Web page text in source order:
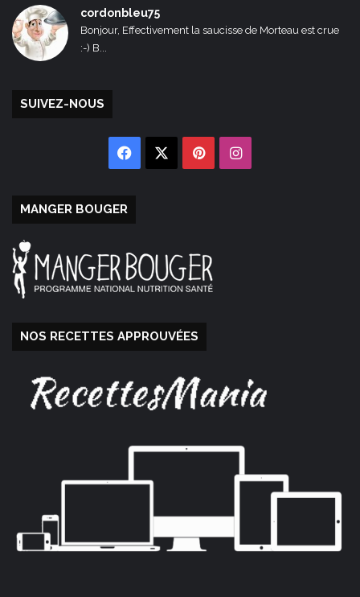
cordonbleu75
Bonjour, Effectivement la saucisse de Morteau est crue
:-) B...
SUIVEZ-NOUS
Facebook PinterestInstagram
MANGER BOUGER
NOS RECETTES APPROUVÉES